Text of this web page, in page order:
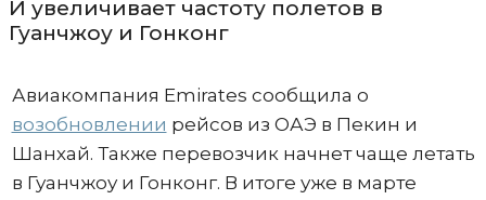
И увеличивает частоту полетов в
Гуанчжоу и Гонконг
Авиакомпания Emirates сообщила о
возобновлении рейсов из ОАЭ в Пекин и
Шанхай. Также перевозчик начнет чаще летать
в Гуанчжоу и Гонконг. В итоге уже в марте